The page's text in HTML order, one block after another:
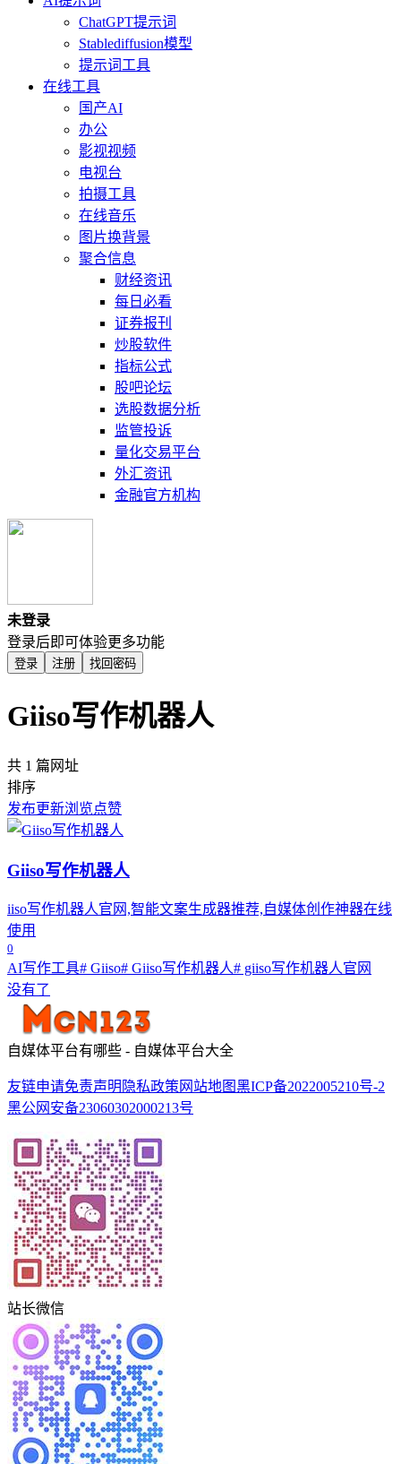
ChatGPT提示词
Stablediffusion模型
提示词工具
在线工具
国产AI
办公
影视视频
电视台
拍摄工具
在线音乐
图片换背景
聚合信息
财经资讯
每日必看
证券报刊
炒股软件
指标公式
股吧论坛
选股数据分析
监管投诉
量化交易平台
外汇资讯
金融官方机构
未登录
登录后即可体验更多功能
登录 注册 找回密码
Giiso写作机器人
共 1 篇网址
排序
发布更新浏览点赞
Giiso写作机器人
iiso写作机器人官网,智能文案生成器推荐,自媒体创作神器在线
使用
0
AI写作工具# Giiso# Giiso写作机器人# giiso写作机器人官网
没有了
自媒体平台有哪些 - 自媒体平台大全
友链申请免责声明 隐私政策 网站地图黑ICP备2022005210号-2
黑公网安备23060302000213号
站长微信